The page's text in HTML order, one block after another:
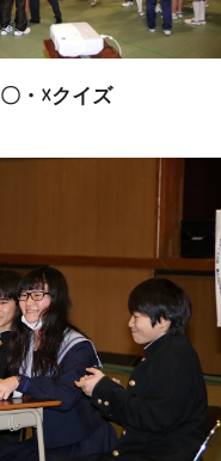
〇・☓クイズ